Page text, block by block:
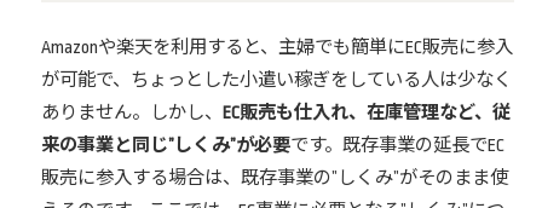
Amazonや楽天を利用すると、主婦でも簡単にEC販売に参入
が可能で、ちょっとした小遣い稼ぎをしている人は少なく
ありません。しかし、 EC販売も仕入れ、在庫管理など、従
来の事業と同じ”しくみ”が必要です。既存事業の延長でEC
販売に参入する場合は、既存事業の”しくみ”がそのまま使